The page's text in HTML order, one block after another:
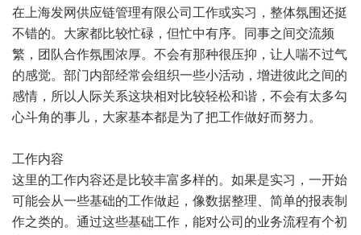
在上海发网供应链管理有限公司工作或实习，整体氛围还挺
不错的。大家都比较忙碌，但忙中有序。同事之间交流频
繁，团队合作氛围浓厚。不会有那种很压抑，让人喘不过气
的感觉。部门内部经常会组织一些小活动，增进彼此之间的
感情，所以人际关系这块相对比较轻松和谐，不会有太多勾
心斗角的事儿，大家基本都是为了把工作做好而努力。
工作内容
这里的工作内容还是比较丰富多样的。如果是实习，一开始
可能会从一些基础的工作做起，像数据整理、简单的报表制
作之类的。通过这些基础工作，能对公司的业务流程有个初